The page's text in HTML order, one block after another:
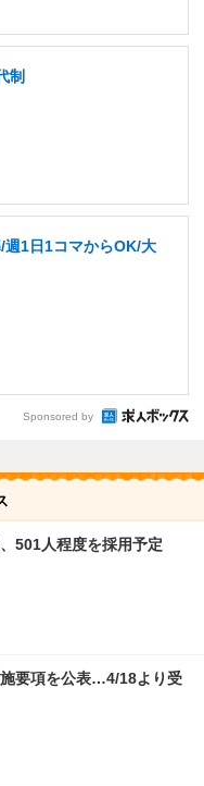
制
週1日1コマからOK/大
Sponsored by
501人程度を採用予定
要項を公表…4/18より受